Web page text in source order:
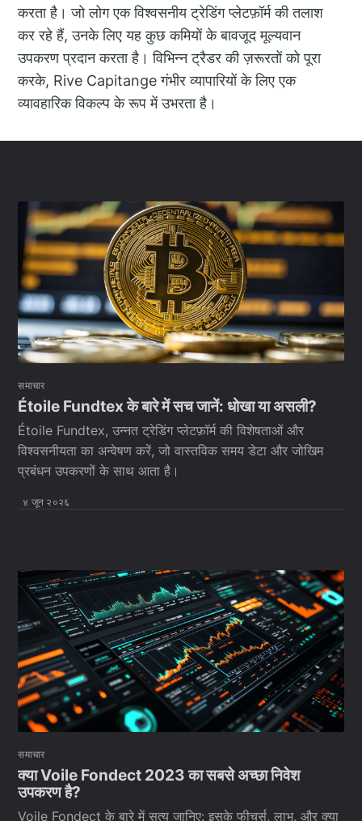
करता है। जो लोग एक विश्वसनीय ट्रेडिंग प्लेटफ़ॉर्म की तलाश
कर रहे हैं, उनके लिए यह कुछ कमियों के बावजूद मूल्यवान
उपकरण प्रदान करता है। विभिन्न ट्रैडर की ज़रूरतों को पूरा
करके, Rive Capitange गंभीर व्यापारियों के लिए एक
व्यावहारिक विकल्प के रूप में उभरता है।
समाचार
Étoile Fundtex के बारे में सच जानें: धोखा या असली?
Étoile Fundtex, उन्नत ट्रेडिंग प्लेटफ़ॉर्म की विशेषताओं और
विश्वसनीयता का अन्वेषण करें, जो वास्तविक समय डेटा और जोखिम
प्रबंधन उपकरणों के साथ आता है।
४ जून २०२६
समाचार
क्या Voile Fondect 2023 का सबसे अच्छा निवेश
उपकरण है?
Voile Fondect के बारे में सत्य जानिए: इसके फीचर्स, लाभ, और क्या